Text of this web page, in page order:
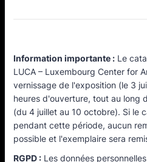
Information importante : Le
LUCA – Luxembourg Center for
vernissage de l'exposition (le 3
heures d'ouverture, tout au long
(du 4 juillet au 10 octobre). Si le
pendant cette période, aucun
possible et l'exemplaire sera
RGPD : Les données